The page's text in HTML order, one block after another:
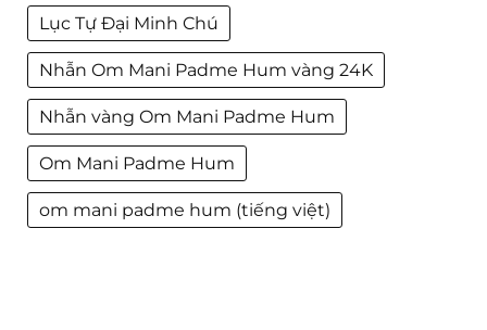
Lục Tự Đại Minh Chú
Nhẫn Om Mani Padme Hum vàng 24K
Nhẫn vàng Om Mani Padme Hum
Om Mani Padme Hum
om mani padme hum (tiếng việt)